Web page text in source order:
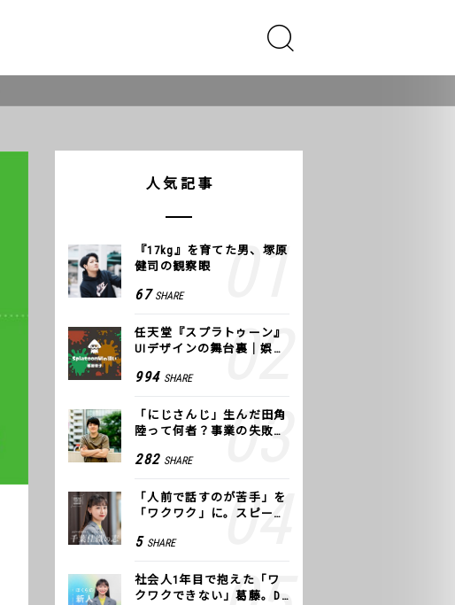
人気記事
『17kg』を育てた男、塚原
健司の観察眼
67 SHARE
任天堂『スプラトゥーン』
UIデザインの舞台裏｜娯楽
994 SHARE
「にじさんじ」生んだ田角
陸って何者？事業の失敗
COLOR
282 SHARE
「人前で話すのが苦手」を
「ワクワク」に。スピーチ
方トレーニング」に込めた
5 SHARE
社会人1年目で抱えた「ワ
クワクできない」葛藤。De